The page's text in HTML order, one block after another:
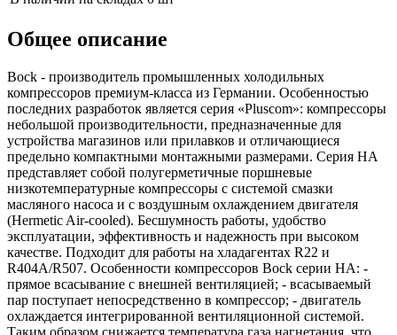
Общее описание
Bock - производитель промышленных холодильных
компрессоров премиум-класса из Германии. Особенностью
последних разработок является серия «Pluscom»: компрессоры
небольшой производительности, предназначенные для
устройства магазинов или прилавков и отличающиеся
предельно компактными монтажными размерами. Серия HA
представляет собой полугерметичные поршневые
низкотемпературные компрессоры с системой смазки
масляного насоса и с воздушным охлаждением двигателя
(Hermetic Air-cooled). Бесшумность работы, удобство
эксплуатации, эффективность и надежность при высоком
качестве. Подходит для работы на хладагентах R22 и
R404A/R507. Особенности компрессоров Bock серии НА: -
прямое всасывание с внешней вентиляцией; - всасываемый
пар поступает непосредственно в компрессор; - двигатель
охлаждается интегрированной вентиляционной системой.